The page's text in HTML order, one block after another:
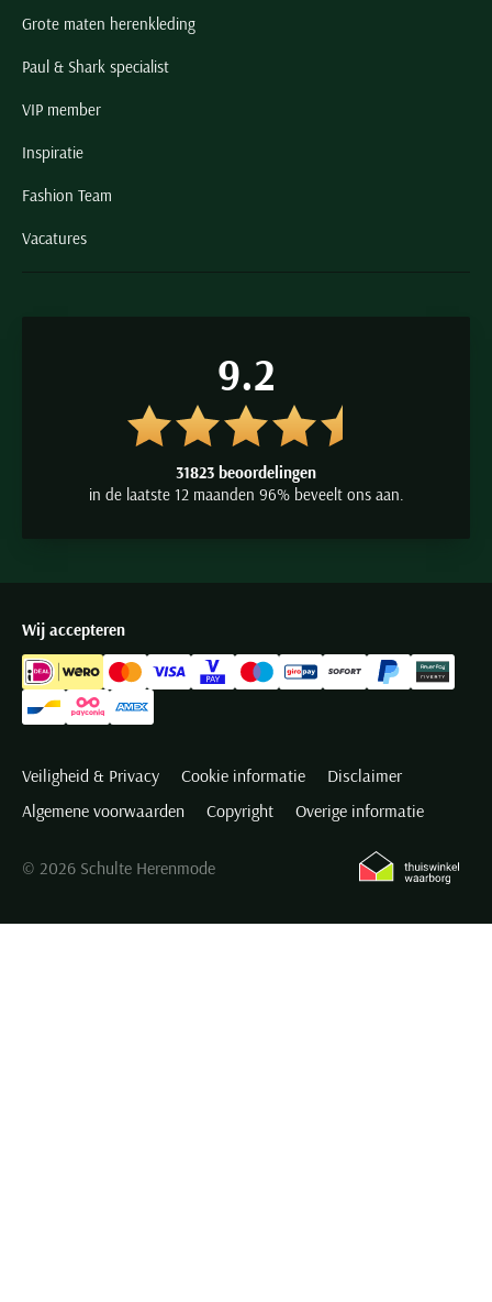
Grote maten herenkleding
Paul & Shark specialist
VIP member
Inspiratie
Fashion Team
Vacatures
9.2
31823 beoordelingen
in de laatste 12 maanden 96% beveelt ons aan.
Wij accepteren
Veiligheid & Privacy Cookie informatie
Disclaimer
Algemene voorwaarden
Copyright Overige informatie
© 2026 Schulte Herenmode